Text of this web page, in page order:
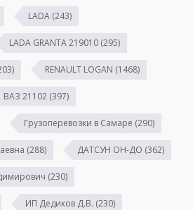
LADA (243)
LADA GRANTA 219010 (295)
RENAULT LOGAN (1468)
ВАЗ 21102 (397)
Грузоперевозки в Самаре (290)
(288) ДАТСУН ОН-ДО (362)
(230)
ИП Дедиков Д.В. (230)